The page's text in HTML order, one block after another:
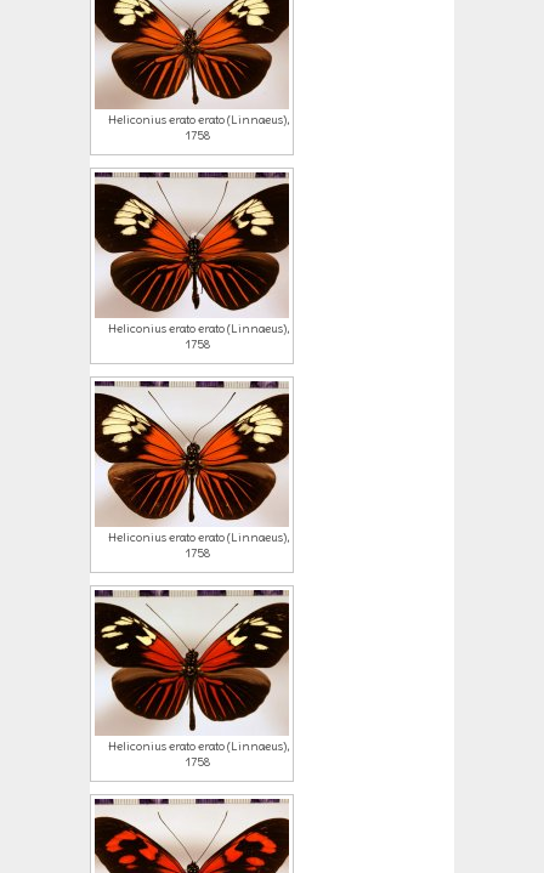
Heliconius erato erato (Linnaeus),
1758
Heliconius erato erato (Linnaeus),
1758
Heliconius erato erato (Linnaeus),
1758
Heliconius erato erato (Linnaeus),
1758